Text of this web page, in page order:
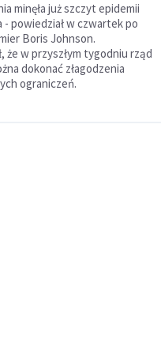
minęła już szczyt epidemii
- powiedział w czwartek po
Boris Johnson.
że w przyszłym tygodniu rząd
dokonać złagodzenia
ograniczeń.